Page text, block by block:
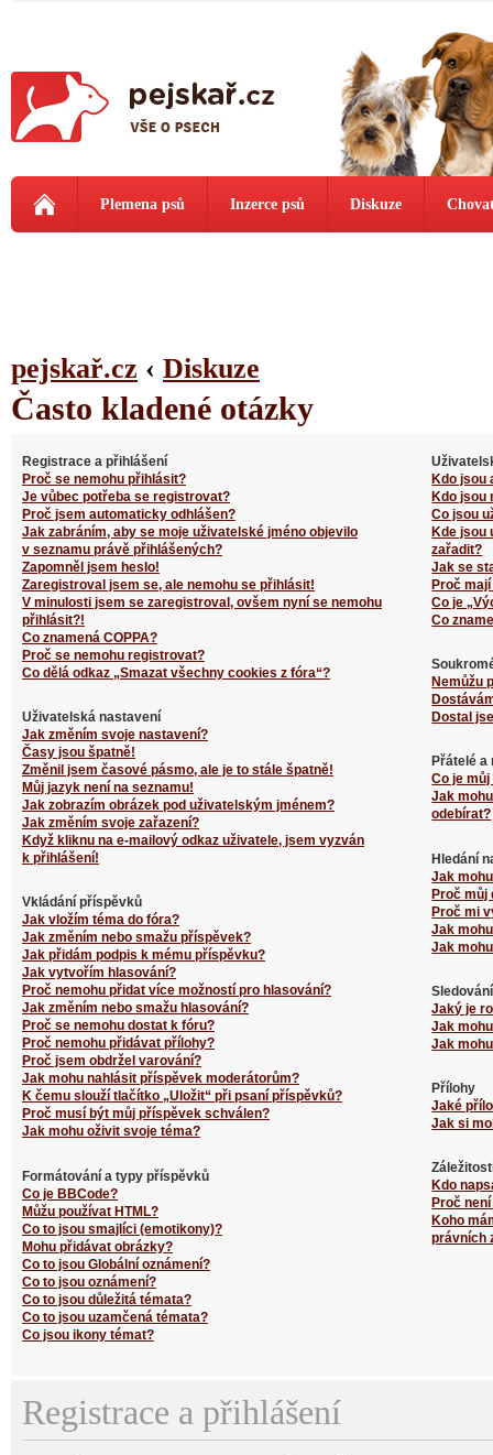
Plemena psů Inzerce psů Diskuze
pejskař.cz ‹ Diskuze
Často kladené otázky
Registrace a přihlášení
Proč se nemohu přihlásit?
Je vůbec potřeba se registrovat?
Proč jsem automaticky odhlášen?
Jak zabráním, aby se moje uživatelské jméno objevilo
v seznamu právě přihlášených?
Zapomněl jsem heslo!
Zaregistroval jsem se, ale nemohu se přihlásit!
V minulosti jsem se zaregistroval, ovšem nyní se nemohu
přihlásit?!
Co znamená COPPA?
Proč se nemohu registrovat?
Co dělá odkaz „Smazat všechny cookies z fóra“?
Uživatelská nastavení
Jak změním svoje nastavení?
Časy jsou špatně!
Změnil jsem časové pásmo, ale je to stále špatně!
Můj jazyk není na seznamu!
Jak zobrazím obrázek pod uživatelským jménem?
Jak změním svoje zařazení?
Když kliknu na e-mailový odkaz uživatele, jsem vyzván
k přihlášení!
Vkládání příspěvků
Jak vložím téma do fóra?
Jak změním nebo smažu příspěvek?
Jak přidám podpis k mému příspěvku?
Jak vytvořím hlasování?
Proč nemohu přidat více možností pro hlasování?
Jak změním nebo smažu hlasování?
Proč se nemohu dostat k fóru?
Proč nemohu přidávat přílohy?
Proč jsem obdržel varování?
Jak mohu nahlásit příspěvek moderátorům?
K čemu slouží tlačítko „Uložit“ při psaní příspěvků?
Proč musí být můj příspěvek schválen?
Jak mohu oživit svoje téma?
Formátování a typy příspěvků
Co je BBCode?
Můžu používat HTML?
Co to jsou smajlíci (emotikony)?
Mohu přidávat obrázky?
Co to jsou Globální oznámení?
Co to jsou oznámení?
Co to jsou důležitá témata?
Co to jsou uzamčená témata?
Co jsou ikony témat?
Kdo jsou
Kdo jsou
Co jsou
Kde jsou
zařadit?
Jak se
Proč
Co je
Co
Nemůžu
Dostal
Přátelé a
Co je
Jak
odebírat?
Hledání
Jak
Proč můj
Proč mi
Jak
Jak
Jaký je
Jak
Jak
Přílohy
Jaké
Jak si
Kdo
Proč
Koho
právních
Registrace a přihlášení